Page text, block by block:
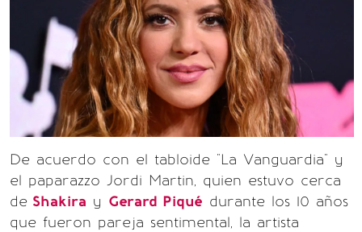
De acuerdo con el tabloide "La Vanguardia" y
el paparazzo Jordi Martin, quien estuvo cerca
de Shakira y Gerard Piqué durante los 10 años
que fueron pareja sentimental, la artista